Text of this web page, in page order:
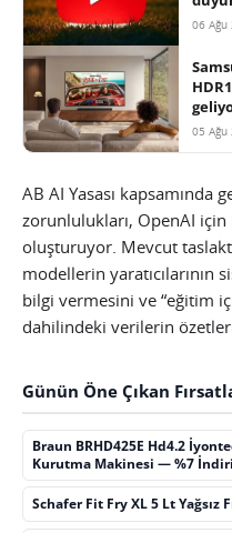
06 Ağu
05 Ağu
AB AI Yasası kapsamında
zorunlulukları, OpenAI
oluşturuyor. Mevcut
modellerin yaratıcılarının
bilgi vermesini ve “eğitim
dahilindeki verilerin
Günün Öne Çıkan
Braun BRHD425E Hd4.2
Kurutma Makinesi — %7
Schafer Fit Fry XL 5 Lt